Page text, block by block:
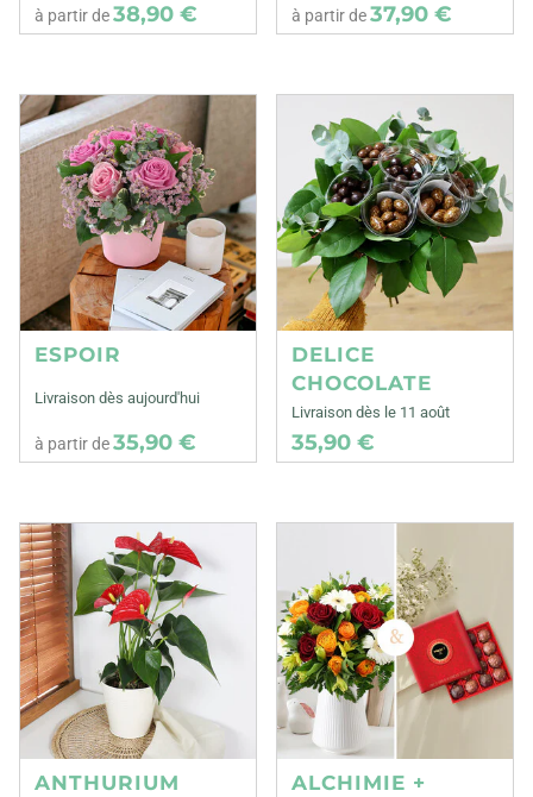
à partir de38,90 € à partir de37,90 €
ESPOIR
Livraison dès aujourd'hui
à partir de35,90 €
DELICE
CHOCOLATE
Livraison dès le 11 août
35,90 €
ANTHURIUM
ALCHIMIE +